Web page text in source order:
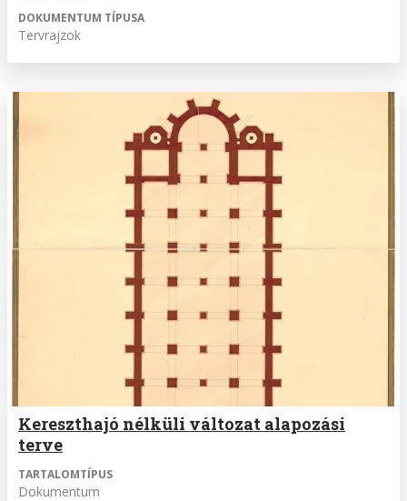
DOKUMENTUM TÍPUSA
Tervrajzok
Kereszthajó nélküli változat alapozási
terve
TARTALOMTÍPUS
Dokumentum